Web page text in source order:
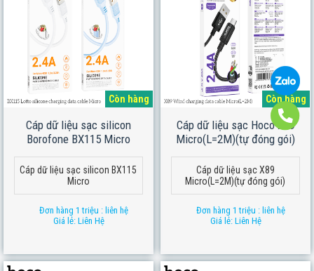
Còn hàng
Cáp dữ liệu sạc silicon
Borofone BX115 Micro
Cáp dữ liệu sạc silicon BX115
Micro
Đơn hàng 1 triệu : liên hệ
Giá lẻ: Liên Hệ
Còn hàng
Cáp dữ liệu sạc Hoco X89
Micro(L=2M)(tự đóng gói)
Cáp dữ liệu sạc X89
Micro(L=2M)(tự đóng gói)
Đơn hàng 1 triệu : liên hệ
Giá lẻ: Liên Hệ